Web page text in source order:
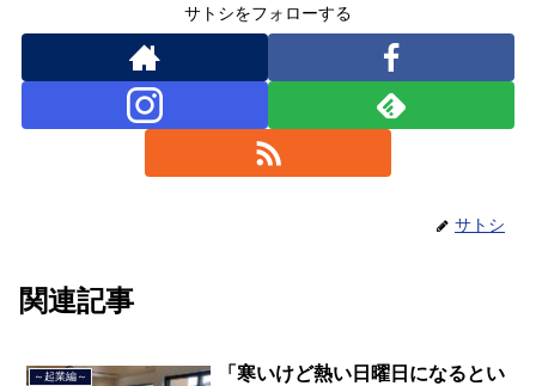
サトシをフォローする
サトシ
関連記事
～起業編～
「寒いけど熱い日曜日になるとい